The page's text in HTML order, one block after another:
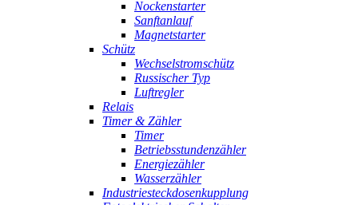
Nockenstarter
Sanftanlauf
Magnetstarter
Schütz
Wechselstromschütz
Russischer Typ
Luftregler
Relais
Timer & Zähler
Timer
Betriebsstundenzähler
Energiezähler
Wasserzähler
Industriesteckdosenkupplung